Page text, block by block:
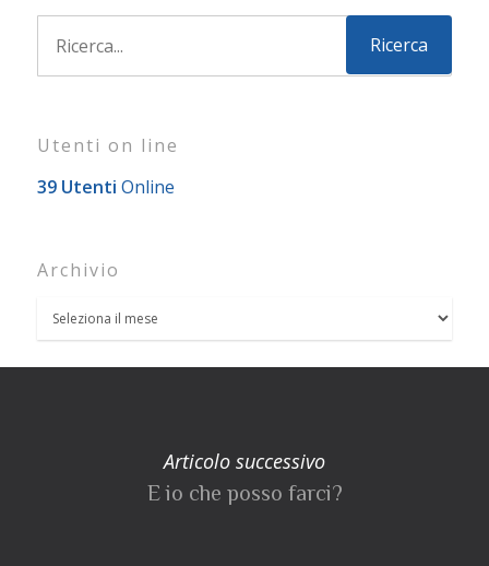
Utenti on line
39 Utenti Online
Archivio
Articolo successivo
E io che posso farci?